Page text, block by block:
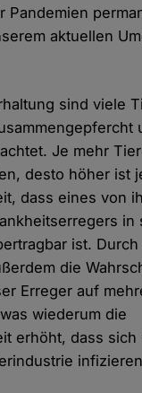
Pandemien
aktuellen
sind viele
Je mehr
desto höher ist
dass eines von
in
ist.
die
Erreger auf
wiederum die
erhöht, dass sich